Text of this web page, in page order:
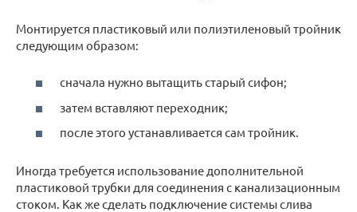
Монтируется пластиковый или полиэтиленовый тройник
следующим образом:
сначала нужно вытащить старый сифон;
затем вставляют переходник;
после этого устанавливается сам тройник.
Иногда требуется использование дополнительной
пластиковой трубки для соединения с канализационным
стоком. Как же сделать подключение системы слива